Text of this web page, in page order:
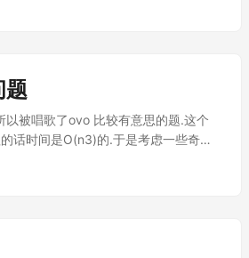
被唱歌了ovo 比较有意思的题.这个
话时间是O(n3)的.于是考虑一些奇怪
总答案.这个是可以O(n2)的.(二进制背